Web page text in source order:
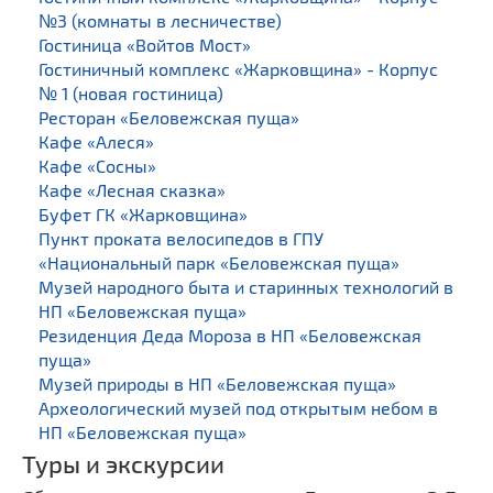
№3 (комнаты в лесничестве)
Гостиница «Войтов Мост»
Гостиничный комплекс «Жарковщина» - Корпус
№ 1 (новая гостиница)
Ресторан «Беловежская пуща»
Кафе «Алеся»
Кафе «Сосны»
Кафе «Лесная сказка»
Буфет ГК «Жарковщина»
Пункт проката велосипедов в ГПУ
«Национальный парк «Беловежская пуща»
Музей народного быта и старинных технологий в
НП «Беловежская пуща»
Резиденция Деда Мороза в НП «Беловежская
пуща»
Музей природы в НП «Беловежская пуща»
Археологический музей под открытым небом в
НП «Беловежская пуща»
Туры и экскурсии